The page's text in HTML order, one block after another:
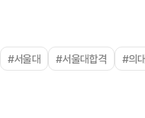
#서울대 #서울대합격 #의대